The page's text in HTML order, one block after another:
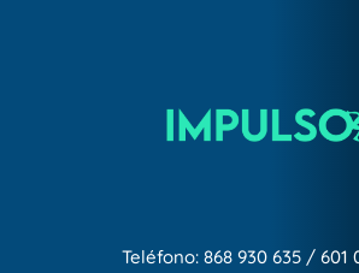
Teléfono: 868 930 635 / 601